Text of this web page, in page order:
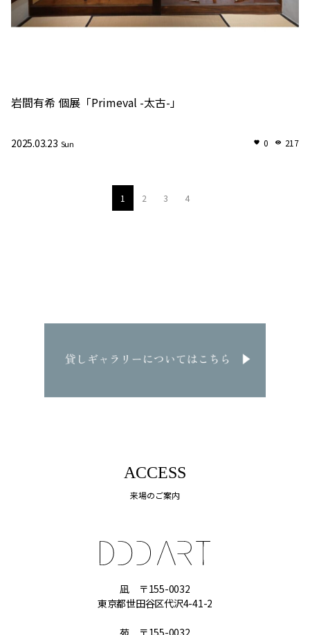
岩間有希 個展「Primeval -太古-」
2025.03.23 Sun 0 217
1 2 3 4
ACCESS
来場のご案内
凪 〒155-0032
東京都世田谷区代沢4-41-2
苑 〒155-0032